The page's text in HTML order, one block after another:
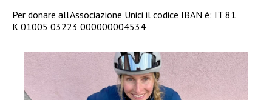
Per donare all’Associazione Unici il codice IBAN è: IT 81
K 01005 03223 000000004534